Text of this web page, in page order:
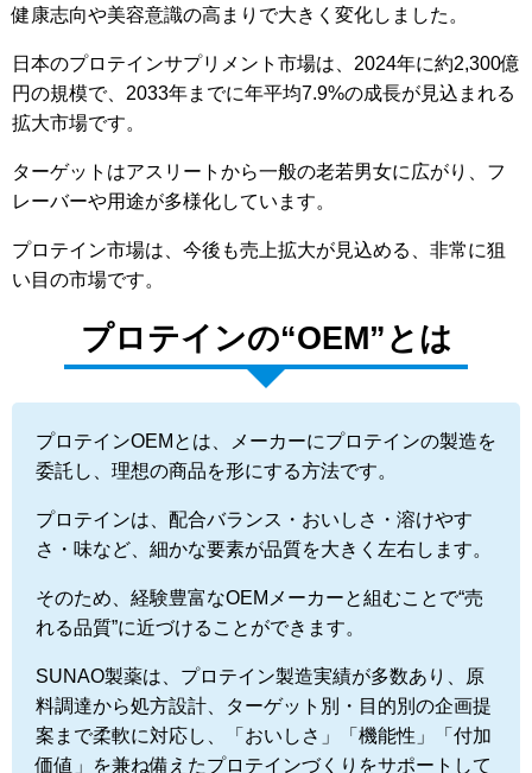
健康志向や美容意識の高まりで大きく変化しました。
日本のプロテインサプリメント市場は、2024年に約2,300億
円の規模で、2033年までに年平均7.9%の成長が見込まれる
拡大市場です。
ターゲットはアスリートから一般の老若男女に広がり、フ
レーバーや用途が多様化しています。
プロテイン市場は、今後も売上拡大が見込める、非常に狙
い目の市場です。
プロテインの“OEM”とは
プロテインOEMとは、メーカーにプロテインの製造を
委託し、理想の商品を形にする方法です。
プロテインは、配合バランス・おいしさ・溶けやす
さ・味など、細かな要素が品質を大きく左右します。
そのため、経験豊富なOEMメーカーと組むことで“売
れる品質”に近づけることができます。
SUNAO製薬は、プロテイン製造実績が多数あり、原
料調達から処方設計、ターゲット別・目的別の企画提
案まで柔軟に対応し、「おいしさ」「機能性」「付加
価値」を兼ね備えたプロテインづくりをサポートして